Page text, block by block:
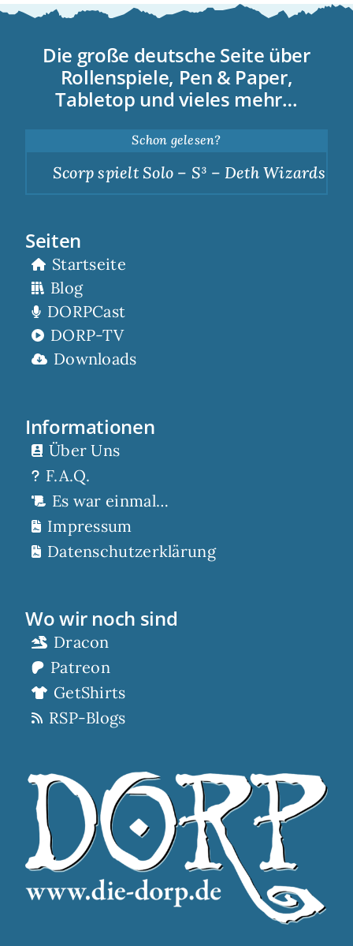
Die große deutsche Seite über
Rollenspiele, Pen & Paper,
Tabletop und vieles mehr…
Schon gelesen?
Scorp spielt Solo – S³ – Deth Wizards –
Seiten
Startseite
Blog
DORPCast
DORP-TV
Downloads
Informationen
Über Uns
F.A.Q.
Es war einmal…
Impressum
Datenschutzerklärung
Wo wir noch sind
Dracon
Patreon
GetShirts
RSP-Blogs